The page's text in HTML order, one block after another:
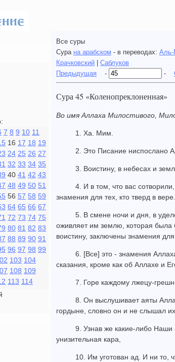
7 8 9 10 11
16 17 18 19
24 25 26 27
32 33 34 35
40 41 42 43
48 49 50 51
56 57 58 59
64 65 66 67
72 73 74 75
80 81 82 83
88 89 90 91
96 97 98 99
103 104
108 109
113 114
Все суры
Сура на арабском - в переводах: Аль-
Крачковский | Саблуков
Предыдущая - -
Сура 45 «Коленопреклоненная»
Во имя Аллаха Милостивого,
1. Ха. Мим.
2. Это Писание ниспослано
3. Воистину, в небесах и
4. И в том, что вас
знамения для тех, кто тверд в вере.
5. В смене ночи и дня, в
оживляет им землю, которая была
воистину, заключены знамения для
6. [Все] это - знамения
сказания, кроме как об Аллахе и
7. Горе каждому лжецу-
8. Он выслушивает аяты
гордыне, словно он и не слышал
9. Узнав же какие-либо Наши
унизительная кара,
10. Им уготован ад. И ни то,